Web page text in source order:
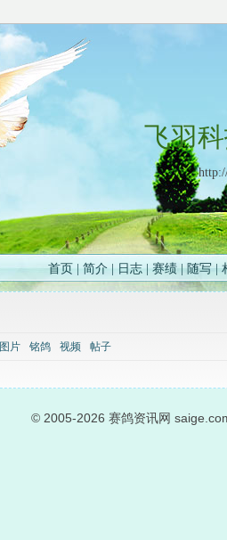
飞羽
首页 简介| 日志| 赛绩|随写|
图片 铭鸽 视频 帖子
© 2005-2026 赛鸽资讯网